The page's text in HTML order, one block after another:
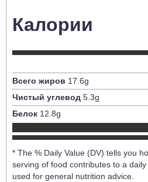
Калории
Всего жиров 17.6g
Чистый углевод 5.3g
Белок 12.8g
* The % Daily Value (DV) tells you
serving of food contributes to a
used for general nutrition advice.